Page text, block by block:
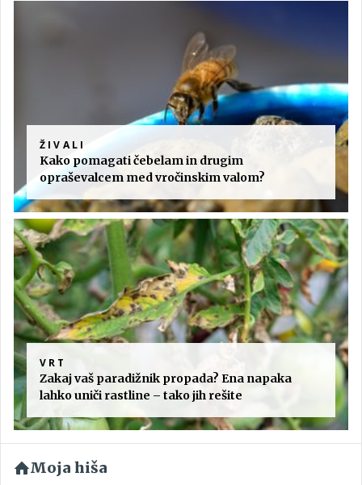
ŽIVALI
Kako pomagati čebelam in drugim
opraševalcem med vročinskim valom?
VRT
Zakaj vaš paradižnik propada? Ena napaka
lahko uniči rastline – tako jih rešite
Moja hiša